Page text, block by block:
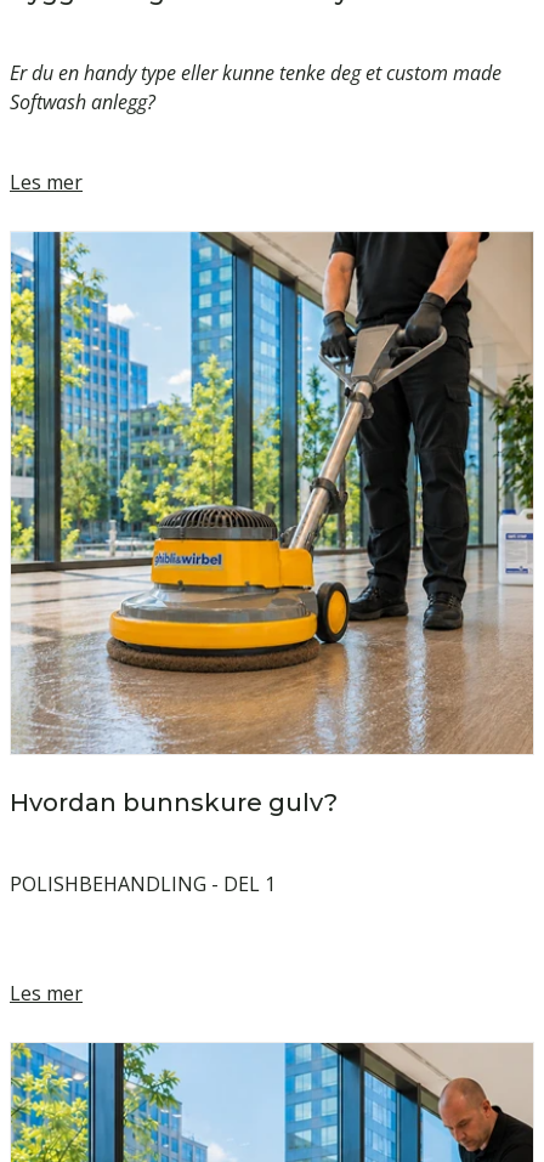
Er du en handy type eller kunne tenke deg et custom made
Softwash anlegg?
Les mer
Hvordan bunnskure gulv?
POLISHBEHANDLING - DEL 1
Les mer